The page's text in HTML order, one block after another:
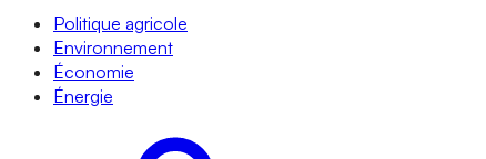
Politique agricole
Environnement
Économie
Énergie